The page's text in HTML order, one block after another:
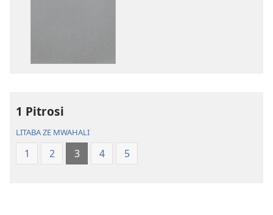
1 Pitrosi
LITABA ZE MWAHALI
1 2 3 4 5